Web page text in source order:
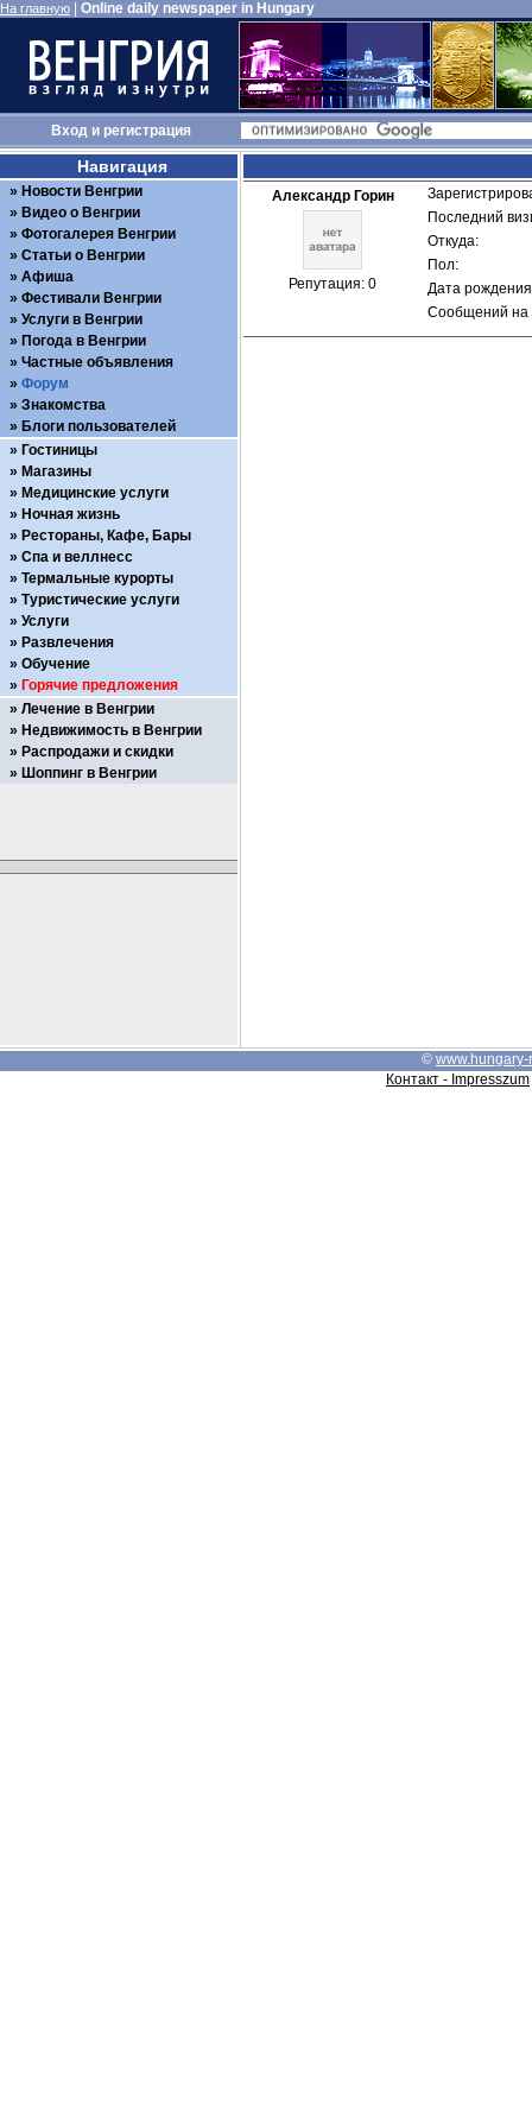
На главную Online daily newspaper in Hungary
Входи регистрация
Александр Горин
Репутация: 0
Последний
Откуда:
Пол:
Дата
Сообщений на
Навигация
Новости Венгрии
Видео о Венгрии
Фотогалерея Венгрии
Статьи о Венгрии
Афиша
Фестивали Венгрии
Услуги в Венгрии
Погода в Венгрии
Частные объявления
Форум
Знакомства
Блоги пользователей
Гостиницы
Магазины
Медицинские услуги
Ночная жизнь
Рестораны, Кафе, Бары
Спа и веллнесс
Термальные курорты
Туристические услуги
Услуги
Развлечения
Обучение
Горячие предложения
Лечение в Венгрии
Недвижимость в Венгрии
Распродажи и скидки
Шоппинг в Венгрии
© www.hungary-
Контакт - Impresszum